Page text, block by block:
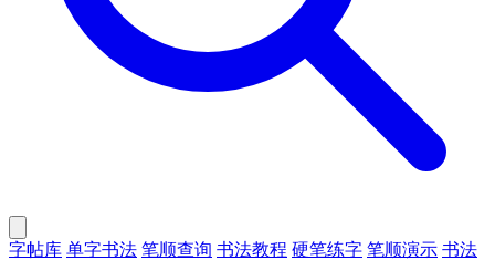
字帖库 单字书法 笔顺查询 书法教程 硬笔练字 笔顺演示 书法